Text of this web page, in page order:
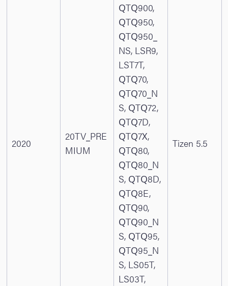
2020
20TV_PRE
MIUM
QTQ900,
QTQ950,
QTQ950_
NS, LSR9,
LST7T,
QTQ70,
QTQ70_N
S, QTQ72,
QTQ7D,
QTQ7X,
QTQ80,
QTQ80_N
S, QTQ8D,
QTQ8E,
QTQ90,
QTQ90_N
S, QTQ95,
QTQ95_N
S, LS05T,
LS03T,
Tizen 5.5